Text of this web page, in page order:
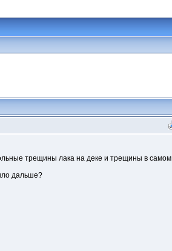
трещины лака на деке и трещины в самом
дальше?